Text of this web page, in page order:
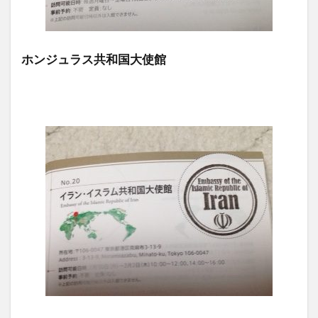
ホンジュラス共和国大使館